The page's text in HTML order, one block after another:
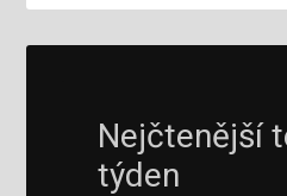
Nejčtenější
týden